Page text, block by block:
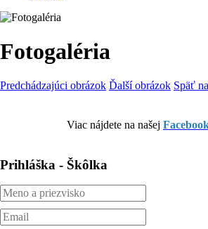
Fotogaléria
Predchádzajúci obrázok Ďalší obrázok Späť
Viac nájdete na našej
Prihláška - Škôlka